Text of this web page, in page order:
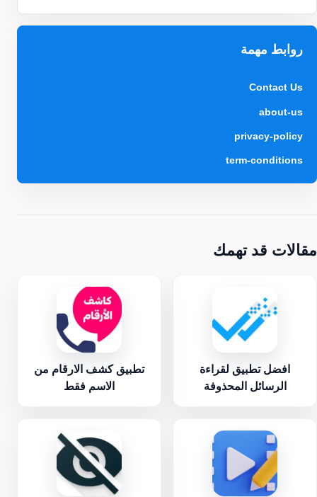
روابط مهمة
Contact Us
about-us
privacy-policy
term-conditions
مقالات قد تهمك
افضل تطبيق لقراءة
الرسائل المحذوفة
تطبيق كشف الارقام من
الاسم فقط